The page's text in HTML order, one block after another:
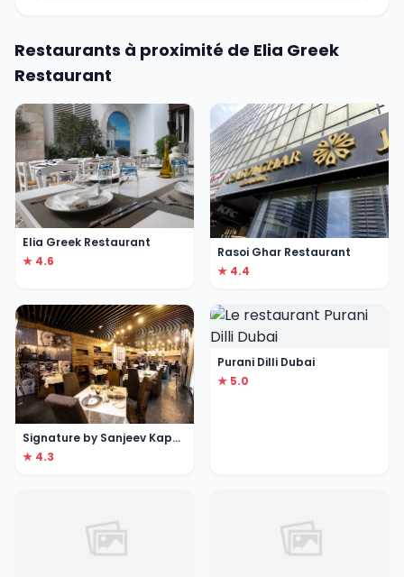
Restaurants à proximité de Elia Greek
Restaurant
Elia Greek Restaurant
★ 4.6
Rasoi Ghar Restaurant
★ 4.4
Signature by Sanjeev Kapoor
★ 4.3
Purani Dilli Dubai
★ 5.0